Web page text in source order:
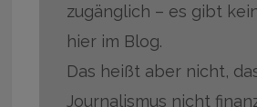
zugänglich – es gibt
hier im Blog.
Das heißt aber nicht,
Journalismus nicht